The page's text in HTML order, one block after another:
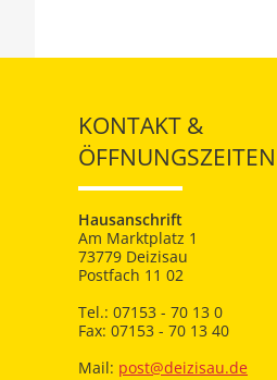
KONTAKT &
ÖFFNUNGSZEITEN
Hausanschrift
Am Marktplatz 1
73779 Deizisau
Postfach 11 02
Tel.: 07153 - 70 13 0
Fax: 07153 - 70 13 40
Mail: post@deizisau.de